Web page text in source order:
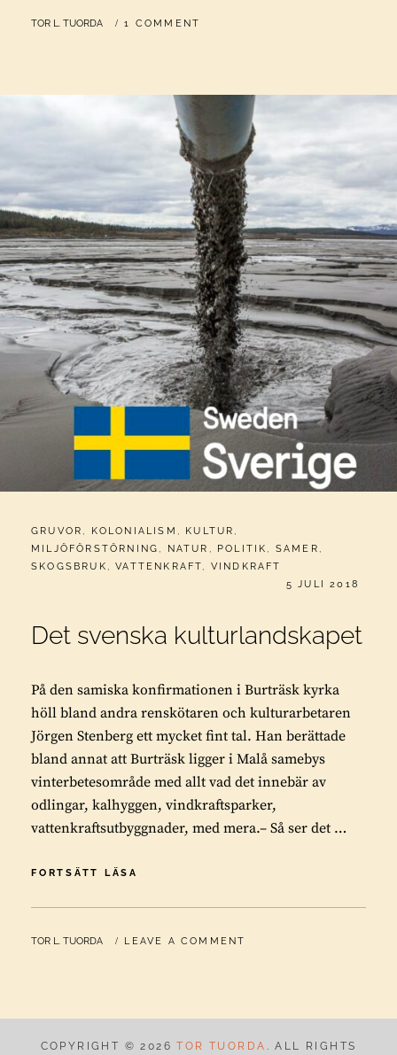
BY
TOR L. TUORDA 1 COMMENT
CATEGORIES:
GRUVOR , KOLONIALISM , KULTUR ,
MILJÖFÖRSTÖRNING , NATUR , POLITIK , SAMER ,
SKOGSBRUK ,VATTENKRAFT, VINDKRAFT
PUBLICERAT
5 JULI 2018
Det svenska kulturlandskapet
På den samiska konfirmationen i Burträsk kyrka
höll bland andra renskötaren och kulturarbetaren
Jörgen Stenberg ett mycket fint tal. Han berättade
bland annat att Burträsk ligger i Malå samebys
vinterbetesområde med allt vad det innebär av
odlingar, kalhyggen, vindkraftsparker,
vattenkraftsutbyggnader, med mera.– Så ser det …
FORTSÄTT LÄSA
KULTURLANDSKAPET
BY
TOR L. TUORDA LEAVE A COMMENT
COPYRIGHT © 2026TOR TUORDA . ALL RIGHTS